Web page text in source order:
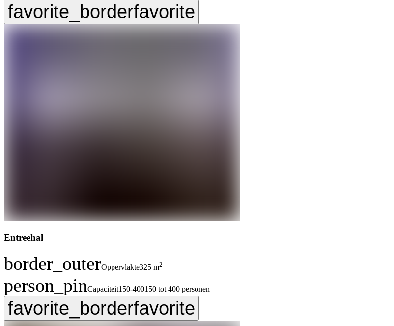
favorite_borderfavorite
Entreehal
border_outerOppervlakte325 m2
person_pinCapaciteit150-400150 tot 400 personen
favorite_borderfavorite